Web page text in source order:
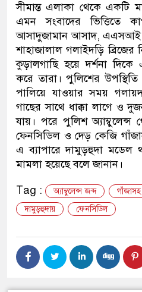
সীমান্ত এলাকা থেকে একটি
এমন সংবাদের ভিত্তিতে
আসাদুজামান আসাদ,
শাহাজালাল গলাইদড়ি
কুড়ালগাছি হয়ে দর্শনা দিকে
করে তারা। পুলিশের উপস্থিতি
পালিয়ে যাওয়ার সময়
গাছের সাথে ধাক্কা লাগে ও
যায়। পরে পুলিশ
ফেনসিডিল ও দেড় কেজি
এ ব্যাপারে দামুড়হুদা
মামলা হয়েছে বলে জানান।
Tag :
অ্যাম্বুলেন্স জব্দ গাঁজাসহ
দামুড়হুদায়
ফেনসিডিল